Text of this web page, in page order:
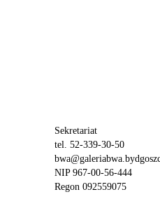
Sekretariat
tel. 52-339-30-50
NIP 967-00-56-444
Regon 092559075